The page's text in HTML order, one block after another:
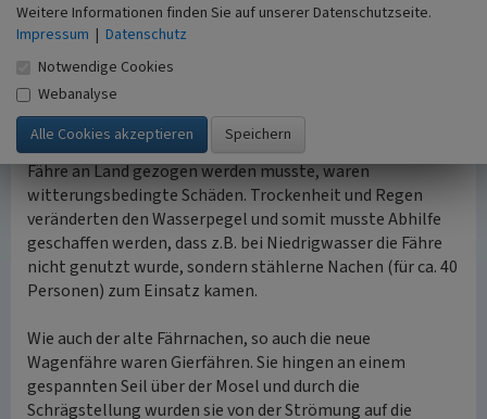
Weltkrieg in Betrieb genommen wurde, durch die neue
Regelmäßig musste der Unterbodenschutz gesäubert und
geteert werden. Dadurch musste die schwere Fähre an
Land gezogen werden. Heute kümmert sich die
Schiffswerft in Trier darum. Der häufigste Grund, dass die
Fähre an Land gezogen werden musste, waren
witterungsbedingte Schäden. Trockenheit und Regen
veränderten den Wasserpegel und somit musste Abhilfe
geschaffen werden, dass z.B. bei Niedrigwasser die Fähre
nicht genutzt wurde, sondern stählerne Nachen (für ca. 40
Personen) zum Einsatz kamen.
Wie auch der alte Fährnachen, so auch die neue
Wagenfähre waren Gierfähren. Sie hingen an einem
gespannten Seil über der Mosel und durch die
Schrägstellung wurden sie von der Strömung auf die
Weitere Informationen finden Sie auf unserer Datenschutzseite.
Impressum | Datenschutz
Notwendige Cookies
Webanalyse